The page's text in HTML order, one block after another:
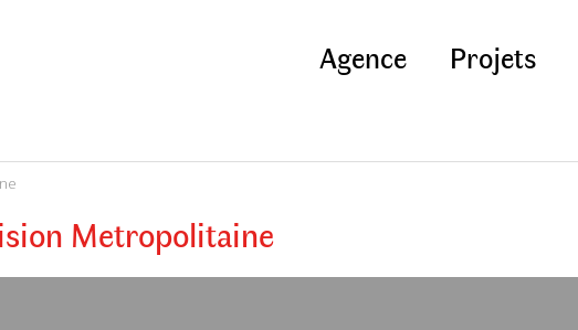
Agence Projets
Metropolitaine